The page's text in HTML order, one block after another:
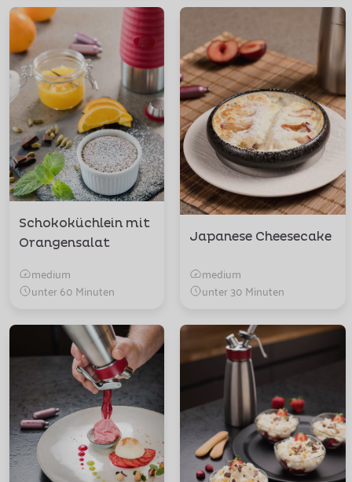
Schokoküchlein mit
Orangensalat
medium
unter 60 Minuten
Japanese Cheesecake
medium
unter 30 Minuten